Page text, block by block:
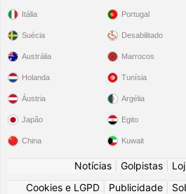
Itália
Suécia
Portugal
Desabilitado
Austrália
Holanda
Áustria
Japão
China
Marrocos
Tunísia
Argélia
Egito
Kuwait
Notícias Golpistas
Cookies e LGPD
Publicidade